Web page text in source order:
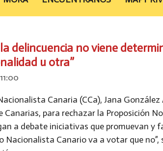
delincuencia no viene
u otra”
Canaria (CCa), Jana González
para rechazar la Proposición
a debate iniciativas que promuevan y
Nacionalista Canario va a votar que no”,